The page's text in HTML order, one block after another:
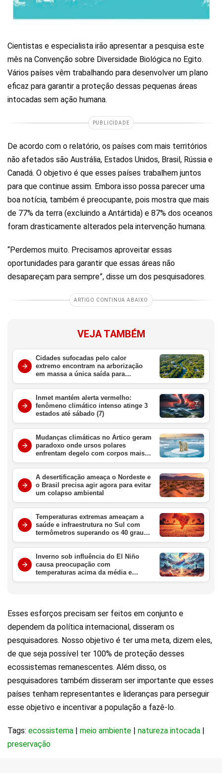
Cientistas e especialista irão apresentar a pesquisa este
mês na Convenção sobre Diversidade Biológica no Egito.
Vários países vêm trabalhando para desenvolver um plano
eficaz para garantir a proteção dessas pequenas áreas
intocadas sem ação humana.
PUBLICIDADE
De acordo com o relatório, os países com mais territórios
não afetados são Austrália, Estados Unidos, Brasil, Rússia e
Canadá. O objetivo é que esses países trabalhem juntos
para que continue assim. Embora isso possa parecer uma
boa notícia, também é preocupante, pois mostra que mais
de 77% da terra (excluindo a Antártida) e 87% dos oceanos
foram drasticamente alterados pela intervenção humana.
“Perdemos muito. Precisamos aproveitar essas
oportunidades para garantir que essas áreas não
desapareçam para sempre”, disse um dos pesquisadores.
ARTIGO CONTINUA ABAIXO
VEJA TAMBÉM
Cidades sufocadas pelo calor
extremo encontram na arborização
em massa a única saída para
sobreviver ao aquecimento global
Inmet mantém alerta vermelho:
fenômeno climático intenso atinge 3
estados até sábado (7)
Mudanças climáticas no Ártico geram
paradoxo onde ursos polares
enfrentam degelo com corpos mais
gordos e saudáveis
A desertificação ameaça o Nordeste e
o Brasil precisa agir agora para evitar
um colapso ambiental
Temperaturas extremas ameaçam a
saúde e infraestrutura no Sul com
termômetros superando os 40 graus
nesta semana
Inverno sob influência do El Niño
causa preocupação com
temperaturas acima da média e
chuvas intensas no Brasil
Esses esforços precisam ser feitos em conjunto e
dependem da política internacional, disseram os
pesquisadores. Nosso objetivo é ter uma meta, dizem eles,
de que seja possível ter 100% de proteção desses
ecossistemas remanescentes. Além disso, os
pesquisadores também disseram ser importante que esses
países tenham representantes e lideranças para perseguir
esse objetivo e incentivar a população a fazê-lo.
Tags: ecossistema | meio ambiente | natureza intocada |
preservação